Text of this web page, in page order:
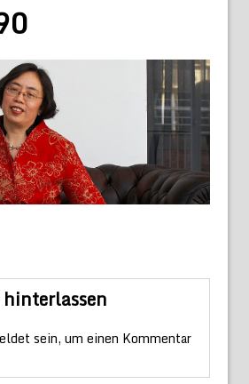
sein, um einen Kommentar